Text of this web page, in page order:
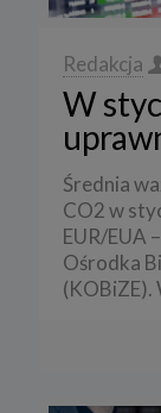
Redakcja
W
Średnia
CO2 w
EUR/EUA
Ośrodka
(KOBiZE).